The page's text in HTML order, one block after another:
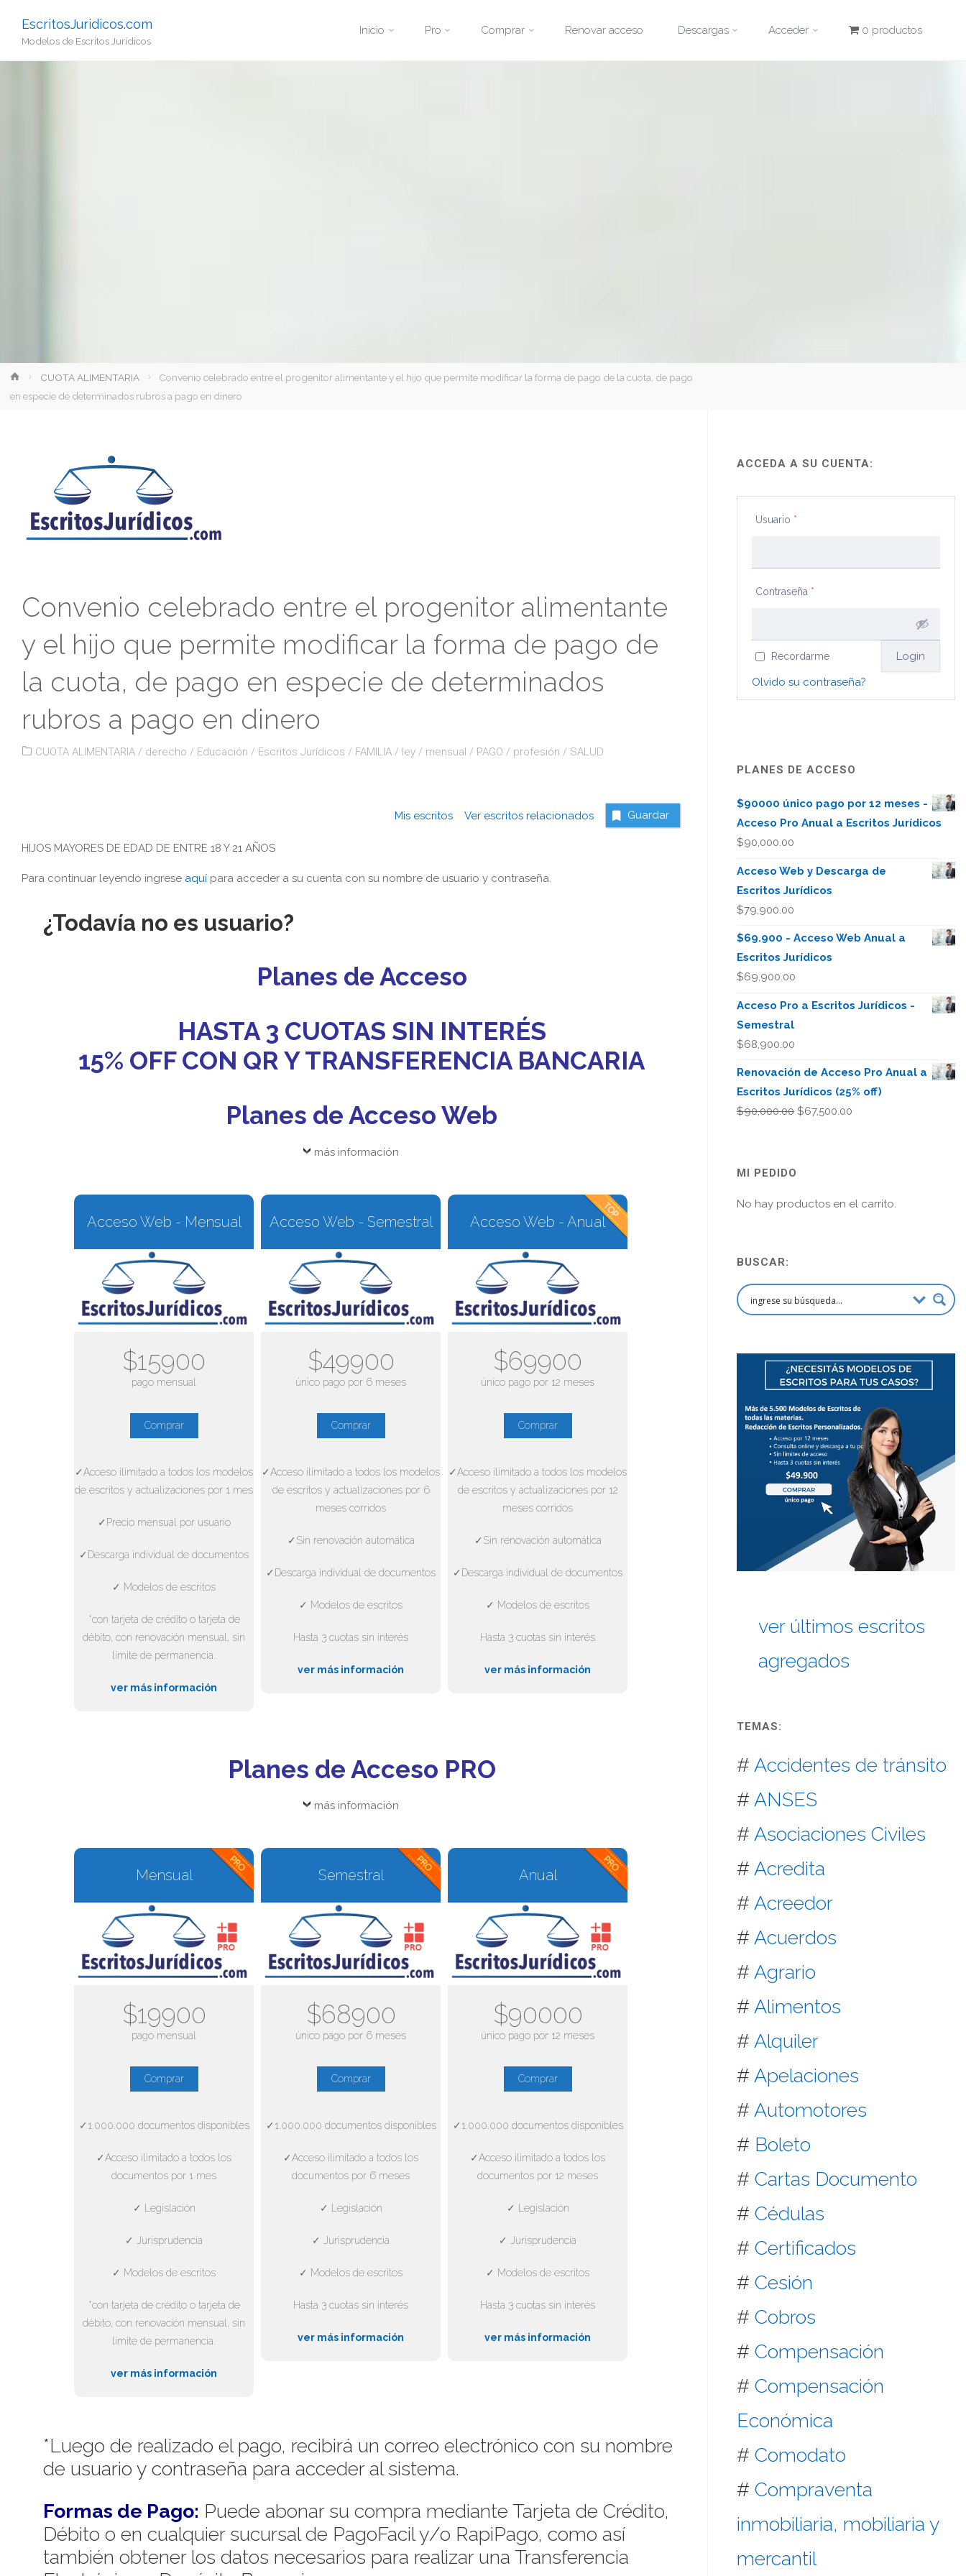
EscritosJuridicos.com
Modelos de Escritos Jurídicos
Inicio Pro Comprar Renovar acceso Descargas Acceder 0 productos
InicioCUOTA ALIMENTARIA
Convenio celebrado entre el progenitor alimentante y el hijo que permite modificar la forma de pago de la cuota, de pago
en especie de determinados rubros a pago en dinero
Convenio celebrado entre el progenitor alimentante
y el hijo que permite modificar la forma de pago de
la cuota, de pago en especie de determinados
rubros a pago en dinero
CUOTA ALIMENTARIA / derecho / Educación / Escritos Jurídicos / FAMILIA / ley / mensual / PAGO / profesión / SALUD
Mis escritosVer escritos relacionados Guardar
HIJOS MAYORES DE EDAD DE ENTRE 18 Y 21 AÑOS
Para continuar leyendo ingrese aquí para acceder a su cuenta con su nombre de usuario y contraseña.
¿Todavía no es usuario?
Planes de Acceso
HASTA 3 CUOTAS SIN INTERÉS
15% OFF CON QR Y TRANSFERENCIA BANCARIA
Planes de Acceso Web
más información
Acceso Web - Mensual
$15900
pago mensual
Comprar
✓Acceso ilimitado a todos los modelos
de escritos y actualizaciones por 1 mes
✓Precio mensual por usuario
✓Descarga individual de documentos
✓ Modelos de escritos
*con tarjeta de crédito o tarjeta de
débito, con renovación mensual, sin
límite de permanencia.
ver más información
Acceso Web - Semestral
$49900
único pago por 6 meses
Comprar
✓Acceso ilimitado a todos los modelos
de escritos y actualizaciones por 6
meses corridos
✓Sin renovación automática
✓Descarga individual de documentos
✓ Modelos de escritos
Hasta 3 cuotas sin interés
ver más información
Acceso Web - Anual
$69900
único pago por 12 meses
Comprar
✓Acceso ilimitado a todos los modelos
de escritos y actualizaciones por 12
meses corridos
✓Sin renovación automática
✓Descarga individual de documentos
✓ Modelos de escritos
Hasta 3 cuotas sin interés
ver más información
Planes de Acceso PRO
más información
Mensual
$19900
pago mensual
Comprar
✓1.000.000 documentos disponibles
✓Acceso ilimitado a todos los
documentos por 1 mes
✓ Legislación
✓ Jurisprudencia
✓ Modelos de escritos
*con tarjeta de crédito o tarjeta de
débito, con renovación mensual, sin
límite de permanencia.
ver más información
Semestral
$68900
único pago por 6 meses
Comprar
✓1.000.000 documentos disponibles
✓Acceso ilimitado a todos los
documentos por 6 meses
✓ Legislación
✓ Jurisprudencia
✓ Modelos de escritos
Hasta 3 cuotas sin interés
ver más información
Anual
$90000
único pago por 12 meses
Comprar
✓1.000.000 documentos disponibles
✓Acceso ilimitado a todos los
documentos por 12 meses
✓ Legislación
✓ Jurisprudencia
✓ Modelos de escritos
Hasta 3 cuotas sin interés
ver más información
*Luego de realizado el pago, recibirá un correo electrónico con su nombre
de usuario y contraseña para acceder al sistema.
Formas de Pago: Puede abonar su compra mediante Tarjeta de Crédito,
Débito o en cualquier sucursal de PagoFacil y/o RapiPago, como así
también obtener los datos necesarios para realizar una Transferencia
ACCEDA A SU CUENTA:
Usuario *
Contraseña *
Recordarme
Olvido su contraseña?
PLANES DE ACCESO
$90000 único pago por 12 meses -
Acceso Pro Anual a Escritos Jurídicos
$90,000.00
Acceso Web y Descarga de
Escritos Jurídicos
$79,900.00
$69.900 - Acceso Web Anual a
Escritos Jurídicos
$69,900.00
Acceso Pro a Escritos Jurídicos -
Semestral
$68,900.00
Renovación de Acceso Pro Anual a
Escritos Jurídicos (25% off)
$90,000.00 El
$67,500.00
MI PEDIDO
No hay productos en el carrito.
BUSCAR:
ver últimos escritos
agregados
TEMAS:
# Accidentes de tránsito
# ANSES
# Asociaciones Civiles
# Acredita
# Acreedor
# Acuerdos
# Agrario
# Alimentos
# Alquiler
# Apelaciones
# Automotores
# Boleto
#Cartas Documento
#Cédulas
#Certificados
#Cesión
#Cobros
#Compensación
#Compensación
Económica
#Comodato
#Compraventa
inmobiliaria, mobiliaria y
mercantil